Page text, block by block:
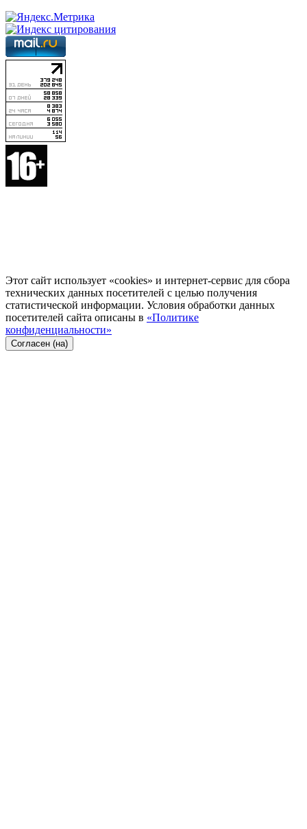
Этот сайт использует «cookies» и интернет-сервис для сбора
технических данных посетителей с целью получения
статистической информации. Условия обработки данных
посетителей сайта описаны в «Политике
конфиденциальности»
Согласен (на)